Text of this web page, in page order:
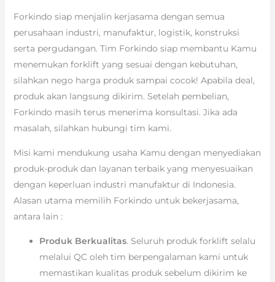
Forkindo siap menjalin kerjasama dengan semua
perusahaan industri, manufaktur, logistik, konstruksi
serta pergudangan. Tim Forkindo siap membantu Kamu
menemukan forklift yang sesuai dengan kebutuhan,
silahkan nego harga produk sampai cocok! Apabila deal,
produk akan langsung dikirim. Setelah pembelian,
Forkindo masih terus menerima konsultasi. Jika ada
masalah, silahkan hubungi tim kami.
Misi kami mendukung usaha Kamu dengan menyediakan
produk-produk dan layanan terbaik yang menyesuaikan
dengan keperluan industri manufaktur di Indonesia.
Alasan utama memilih Forkindo untuk bekerjasama,
antara lain :
Produk Berkualitas. Seluruh produk forklift selalu
melalui QC oleh tim berpengalaman kami untuk
memastikan kualitas produk sebelum dikirim ke